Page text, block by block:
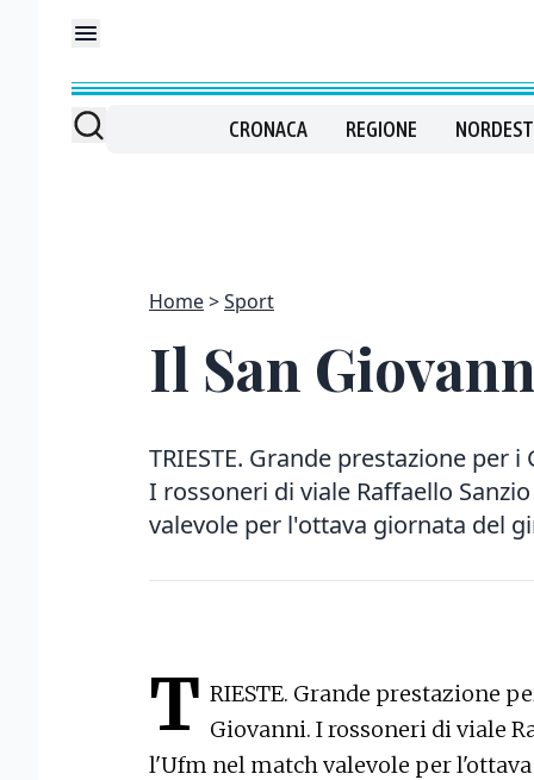
CRONACA REGIONE NORDEST
Home Sport
Il San
TRIESTE. Grande prestazione per
I rossoneri di viale Raffaello
valevole per l'ottava giornata del
T RIESTE. Grande prestazione
Giovanni. I rossoneri di viale
l'Ufm nel match valevole per